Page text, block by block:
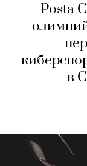
Posta
в